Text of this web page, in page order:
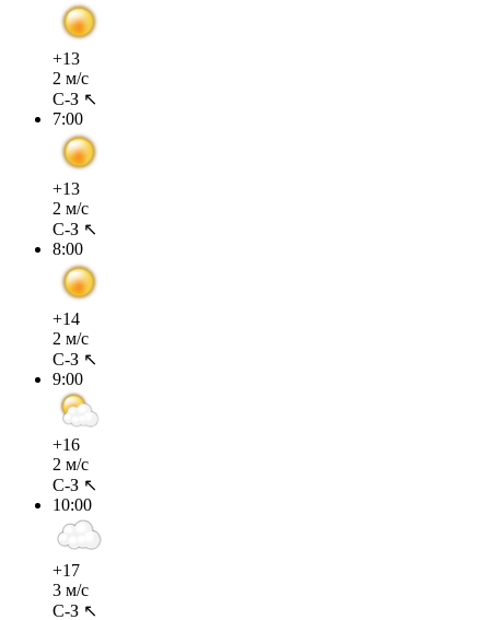
+13
2 м/с
С-З ↖
7:00
+13
2 м/с
С-З ↖
8:00
+14
2 м/с
С-З ↖
9:00
+16
2 м/с
С-З ↖
10:00
+17
3 м/с
С-З ↖